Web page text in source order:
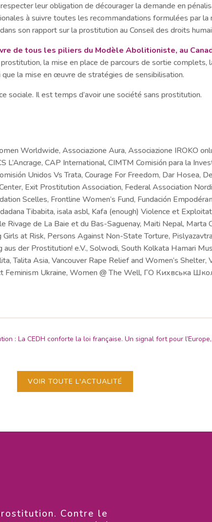
leur obligation de décourager la demande en
à suivre toutes les recommandations formulées par la
son rapport sur la prostitution au Conseil des droits
de tous les piliers du Modèle Abolitioniste, au
la mise en place de parcours de sortie complets,
la mise en œuvre de stratégies de sensibilisation.
sociale. Il est temps d’avoir une société sans prostitution.
Worldwide, Associazione Aura, Associazione IROKO
L’Ancrage, CAP International, CIMTM Comisión para la
Unidos Vs Trata, Courage For Freedom, Dar Hosea,
Exit Prostitution Association, Federal Association
Scelles, Frontline Women’s Fund, Fundación
Tibabita, isala asbl, Kafa (enough) Violence et
Rivage de La Baie et du Bas-Saguenay, Maiti Nepal,
at Risk, Persons Against Non-State Torture,
der Prostitution! e.V., Solwodi, South Kolkata Hamari
Talita Asia, Vancouver Rape Relief and Women’s Shelter,
Feminism Ukraine, Women @ The Well, ГО Кихвська
: La CEDH conforte la loi française. Un signal fort pour
VOIR TOUTE L'ACTUALITÉ
Contre le